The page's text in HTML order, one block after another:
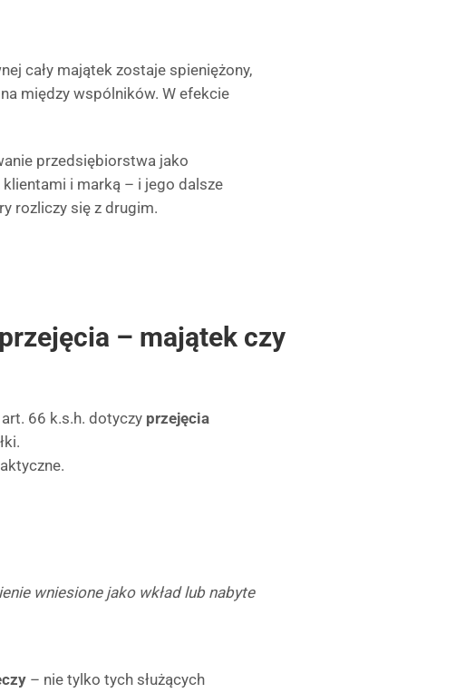
cały majątek zostaje spieniężony,
między wspólników. W efekcie
przedsiębiorstwa jako
i marką – i jego dalsze
rozliczy się z drugim.
– majątek czy
66 k.s.h. dotyczy przejęcia
wniesione jako wkład lub nabyte
– nie tylko tych służących